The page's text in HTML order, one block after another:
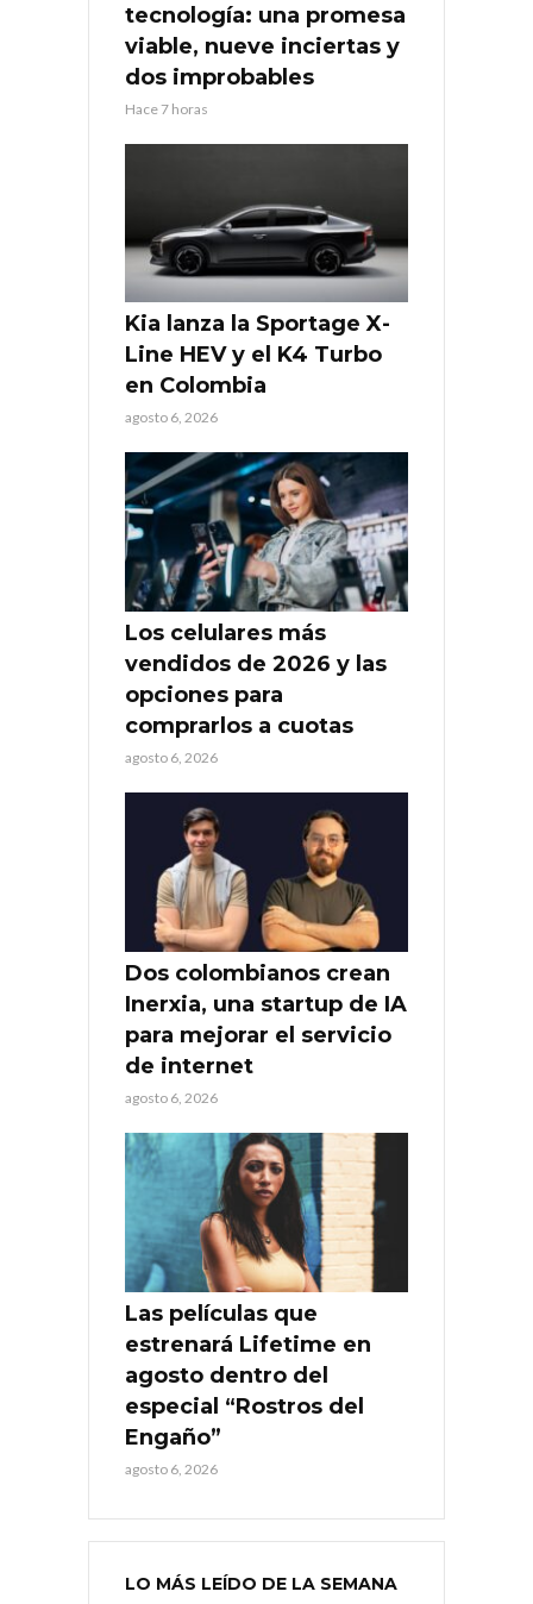
tecnología: una promesa
viable, nueve inciertas y
dos improbables
Hace 7 horas
Kia lanza la Sportage X-
Line HEV y el K4 Turbo
en Colombia
agosto 6, 2026
Los celulares más
vendidos de 2026 y las
opciones para
comprarlos a cuotas
agosto 6, 2026
Dos colombianos crean
Inerxia, una startup de IA
para mejorar el servicio
de internet
agosto 6, 2026
Las películas que
estrenará Lifetime en
agosto dentro del
especial “Rostros del
Engaño”
agosto 6, 2026
LO MÁS LEÍDO DE LA SEMANA